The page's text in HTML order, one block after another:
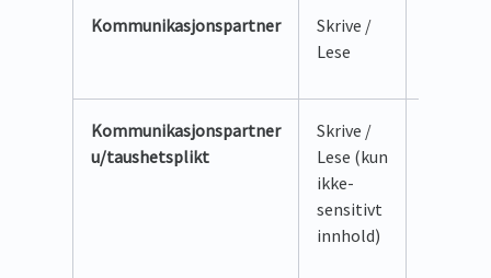
Kommunikasjonspartner
Skrive /
Lese
Kommunikasjonspartner
u/taushetsplikt
Skrive /
Lese (kun
ikke-
sensitivt
innhold)